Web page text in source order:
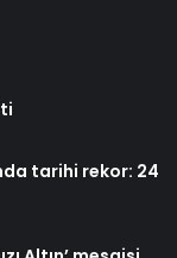
tarihi rekor: 24